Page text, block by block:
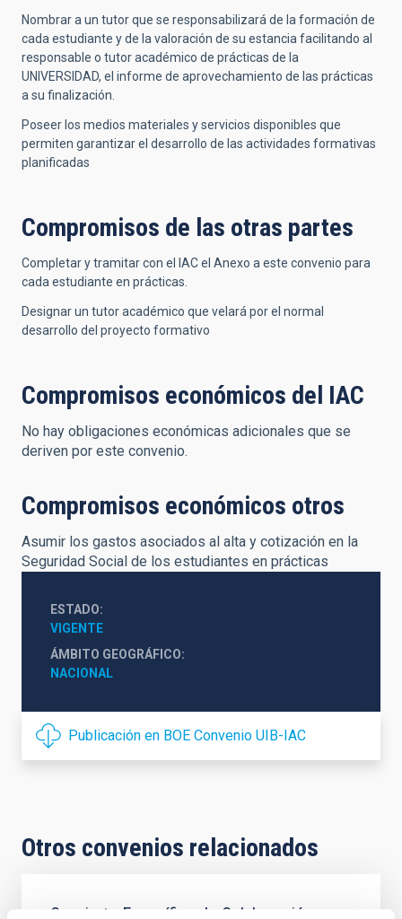
Nombrar a un tutor que se responsabilizará de la formación de
cada estudiante y de la valoración de su estancia facilitando al
responsable o tutor académico de prácticas de la
UNIVERSIDAD, el informe de aprovechamiento de las prácticas
a su finalización.
Poseer los medios materiales y servicios disponibles que
permiten garantizar el desarrollo de las actividades formativas
planificadas
Compromisos de las otras partes
Completar y tramitar con el IAC el Anexo a este convenio para
cada estudiante en prácticas.
Designar un tutor académico que velará por el normal
desarrollo del proyecto formativo
Compromisos económicos del IAC
No hay obligaciones económicas adicionales que se
deriven por este convenio.
Compromisos económicos otros
Asumir los gastos asociados al alta y cotización en la
Seguridad Social de los estudiantes en prácticas
ESTADO
VIGENTE
ÁMBITO GEOGRÁFICO
NACIONAL
Publicación en BOE Convenio UIB-IAC
Otros convenios relacionados
Concierto Específico de Colaboración para